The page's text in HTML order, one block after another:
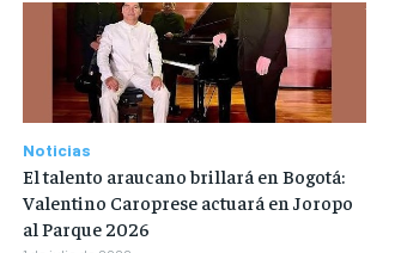
Noticias
El talento araucano brillará en Bogotá:
Valentino Caroprese actuará en Joropo
al Parque 2026